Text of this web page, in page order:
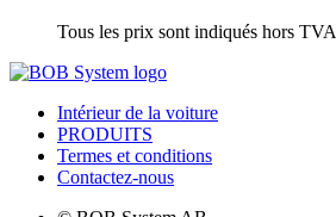
Tous les prix sont indiqués hors TVA
Intérieur de la voiture
PRODUITS
Termes et conditions
Contactez-nous